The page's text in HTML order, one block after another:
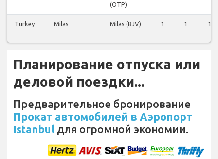
(OTP)
Turkey Milas Milas (BJV) 1 1 1
Планирование отпуска или
деловой поездки...
Предварительное бронирование
Прокат автомобилей в Аэропорт
Istanbul для огромной экономии.